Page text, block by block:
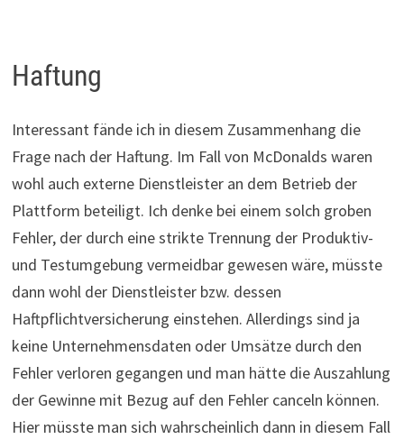
Haftung
Interessant fände ich in diesem Zusammenhang die
Frage nach der Haftung. Im Fall von McDonalds waren
wohl auch externe Dienstleister an dem Betrieb der
Plattform beteiligt. Ich denke bei einem solch groben
Fehler, der durch eine strikte Trennung der Produktiv-
und Testumgebung vermeidbar gewesen wäre, müsste
dann wohl der Dienstleister bzw. dessen
Haftpflichtversicherung einstehen. Allerdings sind ja
keine Unternehmensdaten oder Umsätze durch den
Fehler verloren gegangen und man hätte die Auszahlung
der Gewinne mit Bezug auf den Fehler canceln können.
Hier müsste man sich wahrscheinlich dann in diesem Fall